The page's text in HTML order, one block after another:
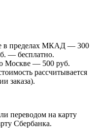
в пределах МКАД — 300
— бесплатно.
Москве — 500 руб.
рассчитывается
заказа).
переводом на карту
Сбербанка.